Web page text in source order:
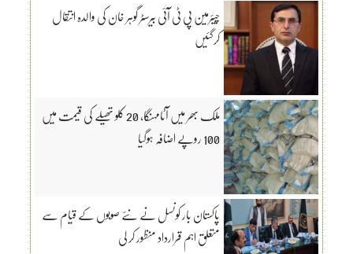
چیئرمین پی ٹی آئی بیرسٹر گوہر خان کی والدہ انتقال
کرگئیں
ملک بھر میں آٹامہنگا، 20 کلو تھیلے کی قیمت میں
100 روپے اضافہ ہوگیا
پاکستان بار کونسل نے نئے صوبوں کے قیام سے
متعلق اہم قرارداد منظور کر لی